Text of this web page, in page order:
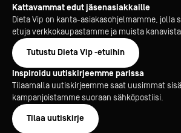
Kattavammat edut jäsenasiakkaille
Dieta Vip on kanta-asiakasohjelmamme, jolla
etuja verkkokaupastamme ja muista
Tutustu Dieta Vip -etuihin
Inspiroidu uutiskirjeemme parissa
Tilaamalla uutiskirjeemme saat uusimmat
kampanjoistamme suoraan sähköpostiisi.
Tilaa uutiskirje